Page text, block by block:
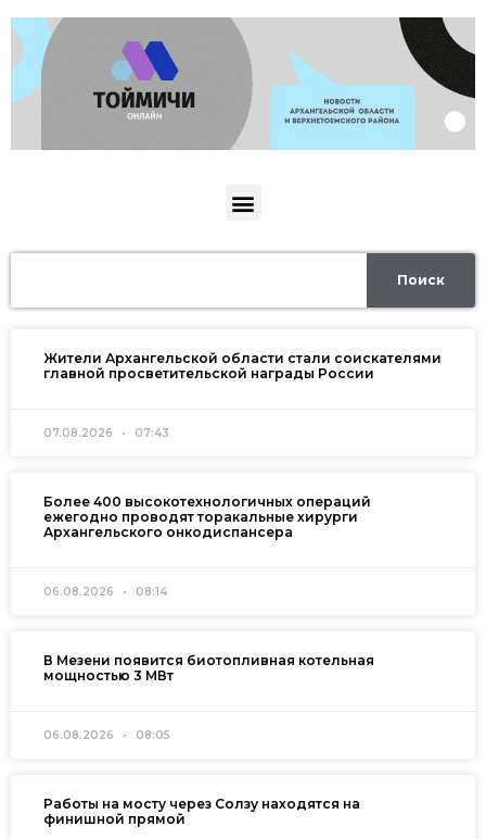
Поиск
Жители Архангельской области стали соискателями
главной просветительской награды России
07.08.2026 07:43
Более 400 высокотехнологичных операций
ежегодно проводят торакальные хирурги
Архангельского онкодиспансера
06.08.2026 08:14
В Мезени появится биотопливная котельная
мощностью 3 МВт
06.08.2026 08:05
Работы на мосту через Солзу находятся на
финишной прямой